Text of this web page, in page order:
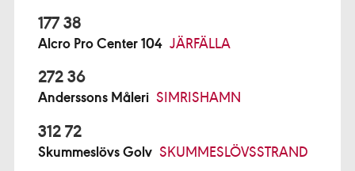
177 38
Alcro Pro Center 104 JÄRFÄLLA
272 36
Anderssons Måleri SIMRISHAMN
312 72
Skummeslövs Golv SKUMMESLÖVSSTRAND